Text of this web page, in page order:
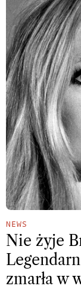
NEWS
Nie żyje
zmarła w